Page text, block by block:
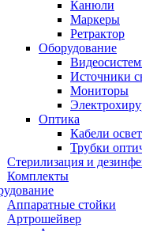
Канюли
Маркеры
Ретрактор
Оборудование
Источники
Мониторы
Оптика
Кабели
Трубки
Стерилизация и
Комплекты
Аппаратные стойки
Артрошейвер